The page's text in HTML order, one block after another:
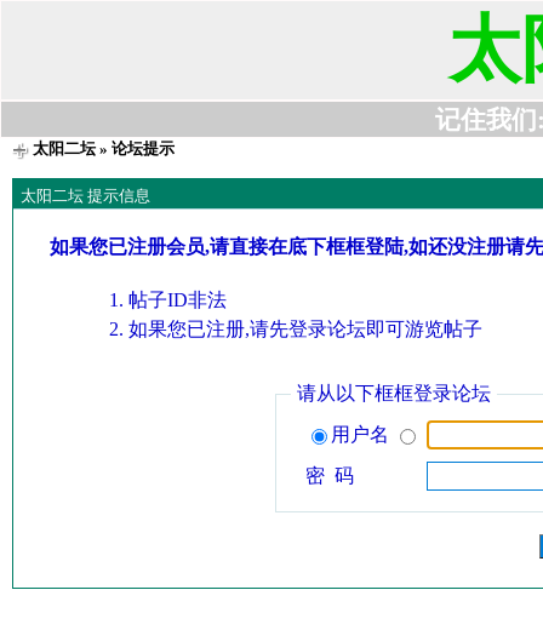
太
记住我们
太阳二坛» 论坛提示
太阳二坛 提示信息
如果您已注册会员,请直接在底下框框登陆,如还没注册请
帖子ID非法
如果您已注册,请先登录论坛即可游览帖子
请从以下框框登录论坛
用户名
密 码